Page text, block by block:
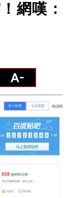
網嘆：